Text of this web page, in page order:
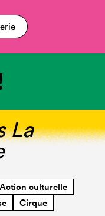
La
Action culturelle
Cirque